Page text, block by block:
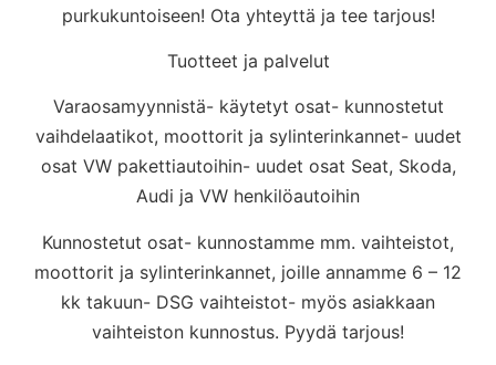
purkukuntoiseen! Ota yhteyttä ja tee tarjous!
Tuotteet ja palvelut
Varaosamyynnistä- käytetyt osat- kunnostetut
vaihdelaatikot, moottorit ja sylinterinkannet- uudet
osat VW pakettiautoihin- uudet osat Seat, Skoda,
Audi ja VW henkilöautoihin
Kunnostetut osat- kunnostamme mm. vaihteistot,
moottorit ja sylinterinkannet, joille annamme 6 – 12
kk takuun- DSG vaihteistot- myös asiakkaan
vaihteiston kunnostus. Pyydä tarjous!